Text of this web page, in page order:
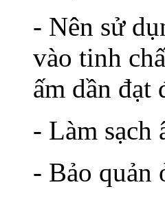
- Nên sử
vào tinh
ấm dần đạt
- Làm sạch
- Bảo quản